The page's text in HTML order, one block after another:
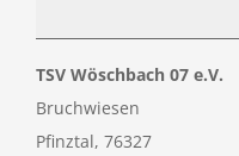
TSV Wöschbach 07 e.V.
Bruchwiesen
Pfinztal, 76327